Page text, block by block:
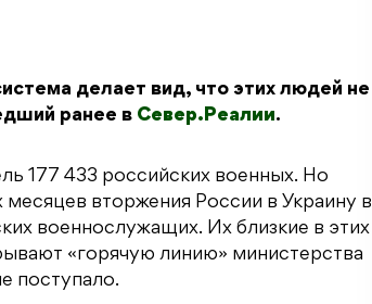
делает вид, что этих людей не
ранее в Север.Реалии.
177 433 российских военных. Но
вторжения России в Украину в
военнослужащих. Их близкие в этих
«горячую линию» министерства
поступало.